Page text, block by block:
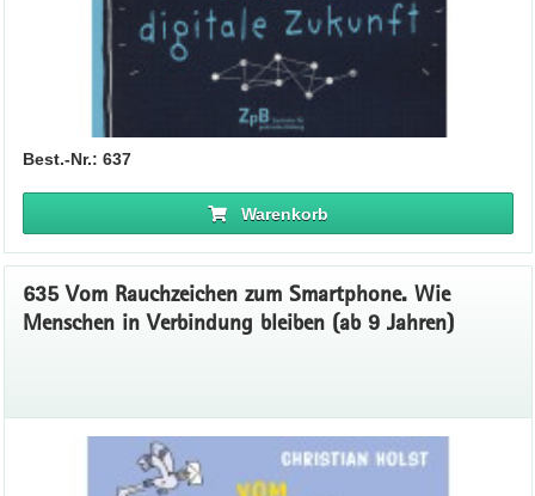
Best.-Nr.: 637
Warenkorb
635 Vom Rauchzeichen zum Smartphone. Wie
Menschen in Verbindung bleiben (ab 9 Jahren)